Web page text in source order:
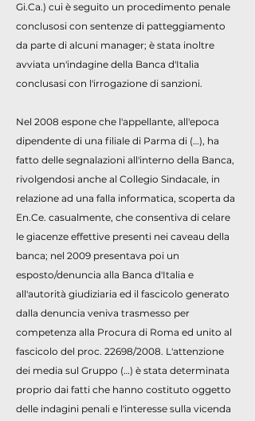
Gi.Ca.) cui è seguito un procedimento penale
conclusosi con sentenze di patteggiamento
da parte di alcuni manager; è stata inoltre
avviata un'indagine della Banca d'Italia
conclusasi con l'irrogazione di sanzioni.
Nel 2008 espone che l'appellante, all'epoca
dipendente di una filiale di Parma di (…), ha
fatto delle segnalazioni all'interno della Banca,
rivolgendosi anche al Collegio Sindacale, in
relazione ad una falla informatica, scoperta da
En.Ce. casualmente, che consentiva di celare
le giacenze effettive presenti nei caveau della
banca; nel 2009 presentava poi un
esposto/denuncia alla Banca d'Italia e
all'autorità giudiziaria ed il fascicolo generato
dalla denuncia veniva trasmesso per
competenza alla Procura di Roma ed unito al
fascicolo del proc. 22698/2008. L'attenzione
dei media sul Gruppo (…) è stata determinata
proprio dai fatti che hanno costituto oggetto
delle indagini penali e l'interesse sulla vicenda